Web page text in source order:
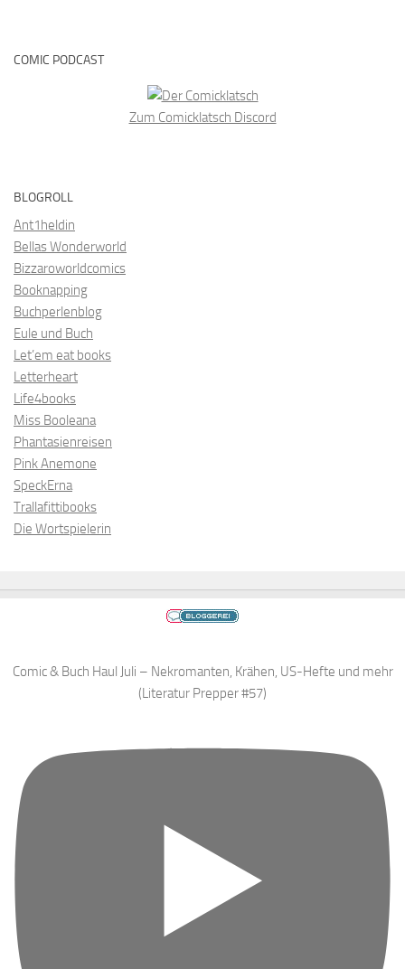
COMIC PODCAST
Zum Comicklatsch Discord
BLOGROLL
Ant1heldin
Bellas Wonderworld
Bizzaroworldcomics
Booknapping
Buchperlenblog
Eule und Buch
Let’em eat books
Letterheart
Life4books
Miss Booleana
Phantasienreisen
Pink Anemone
SpeckErna
Trallafittibooks
Die Wortspielerin
Comic & Buch Haul Juli – Nekromanten, Krähen, US-Hefte und mehr
(Literatur Prepper #57)